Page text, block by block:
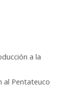
a la
al Pentateuco